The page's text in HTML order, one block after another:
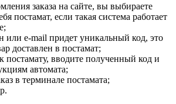
заказа на сайте, вы выбираете
постамат, если такая система работает
или e-mail придет уникальный код, это
доставлен в постамат;
постамату, вводите полученный код и
автомата;
в терминале постамата;